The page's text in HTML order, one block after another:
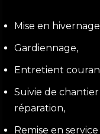
Mise en
Gardiennage,
Entretient
Suivie de
réparation,
Remise en